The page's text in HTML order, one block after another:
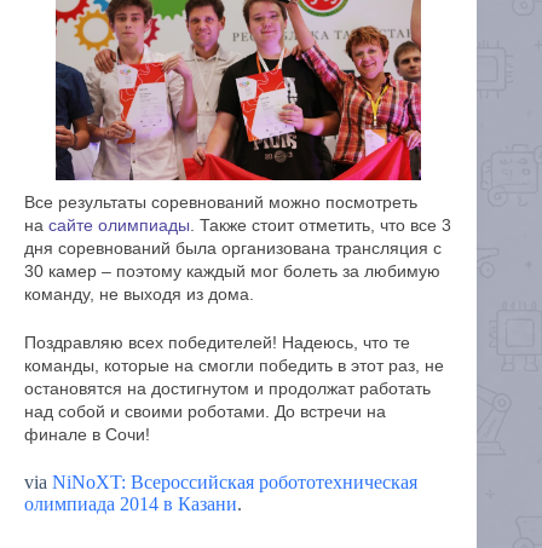
Все результаты соревнований можно посмотреть
на сайте олимпиады. Также стоит отметить, что все 3
дня соревнований была организована трансляция с
30 камер – поэтому каждый мог болеть за любимую
команду, не выходя из дома.
Поздравляю всех победителей! Надеюсь, что те
команды, которые на смогли победить в этот раз, не
остановятся на достигнутом и продолжат работать
над собой и своими роботами. До встречи на
финале в Сочи!
via NiNoXT: Всероссийская робототехническая
олимпиада 2014 в Казани.